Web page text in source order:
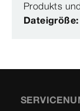
Produkts